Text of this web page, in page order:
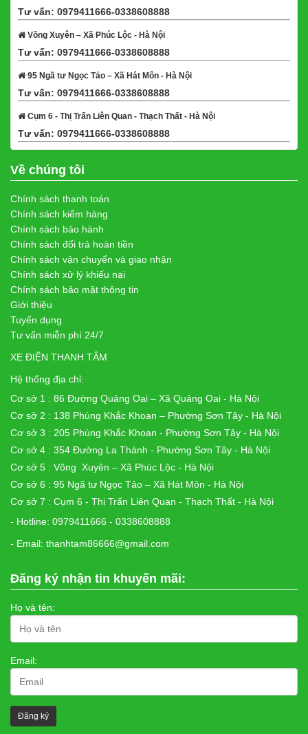
Tư vấn: 0979411666-0338608888
Võng Xuyên – Xã Phúc Lộc - Hà Nội
Tư vấn: 0979411666-0338608888
95 Ngã tư Ngọc Tảo – Xã Hát Môn - Hà Nội
Tư vấn: 0979411666-0338608888
Cụm 6 - Thị Trấn Liên Quan - Thạch Thất - Hà Nội
Tư vấn: 0979411666-0338608888
Về chúng tôi
Chính sách thanh toán
Chính sách kiểm hàng
Chính sách bảo hành
Chính sách đổi trả hoàn tiền
Chính sách vận chuyển và giao nhận
Chính sách xử lý khiếu nại
Chính sách bảo mật thông tin
Giới thiệu
Tuyển dụng
Tư vấn miễn phí 24/7
XE ĐIỆN THANH TÂM
Hệ thống địa chỉ:
Cơ sở 1 : 86 Đường Quảng Oai – Xã Quảng Oai - Hà Nội
Cơ sở 2 : 138 Phùng Khắc Khoan – Phường Sơn Tây - Hà Nội
Cơ sở 3 : 205 Phùng Khắc Khoan - Phường Sơn Tây - Hà Nội
Cơ sở 4 : 354 Đường La Thành - Phường Sơn Tây - Hà Nội
Cơ sở 5 : Võng Xuyên – Xã Phúc Lộc - Hà Nội
Cơ sở 6 : 95 Ngã tư Ngọc Tảo – Xã Hát Môn - Hà Nội
Cơ sở 7 : Cụm 6 - Thị Trấn Liên Quan - Thạch Thất - Hà Nội
- Hotline: 0979411666 - 0338608888
- Email: thanhtam86666@gmail.com
Đăng ký nhận tin khuyến mãi:
Họ và tên:
Email: